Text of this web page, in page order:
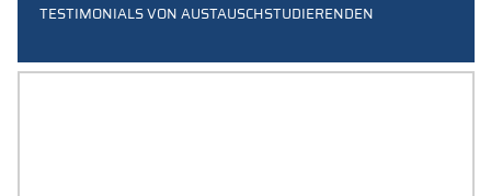
TESTIMONIALS VON AUSTAUSCHSTUDIERENDEN